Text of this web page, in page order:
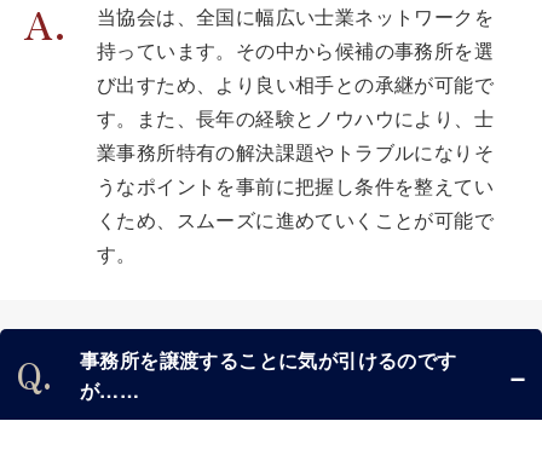
当協会は、全国に幅広い士業ネットワークを
持っています。その中から候補の事務所を選
び出すため、より良い相手との承継が可能で
す。また、長年の経験とノウハウにより、士
業事務所特有の解決課題やトラブルになりそ
うなポイントを事前に把握し条件を整えてい
くため、スムーズに進めていくことが可能で
す。
事務所を譲渡することに気が引けるのです
が……